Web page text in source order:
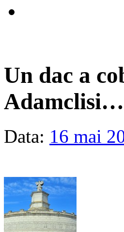
Un dac a
Adamclisi…
Data: 16 mai